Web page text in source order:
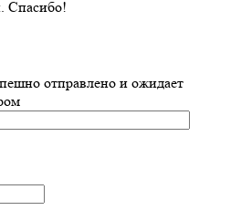
Спасибо!
отправлено и ожидает